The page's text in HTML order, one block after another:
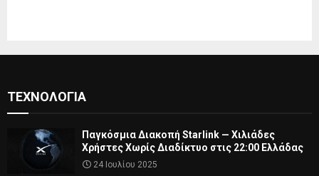
ΤΕΧΝΟΛΟΓΊΑ
Παγκόσμια Διακοπή Starlink — Χιλιάδες
Χρήστες Χωρίς Διαδίκτυο στις 22:00 Ελλάδας
24 Ιουλίου 2025